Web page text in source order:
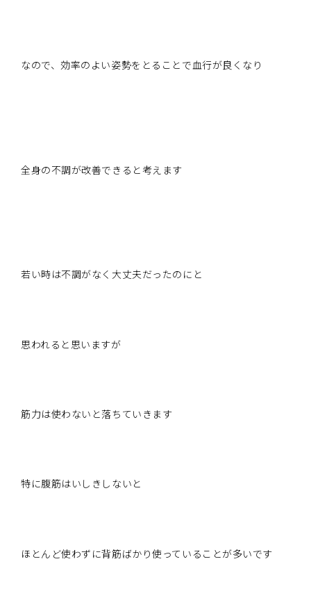
なので、効率のよい姿勢をとることで血行が良くなり
全身の不調が改善できると考えます
若い時は不調がなく大丈夫だったのにと
思われると思いますが
筋力は使わないと落ちていきます
特に腹筋はいしきしないと
ほとんど使わずに背筋ばかり使っていることが多いです